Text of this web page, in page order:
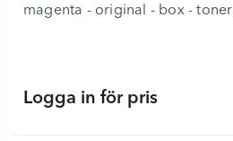
magenta - original - box -
Logga in för pris